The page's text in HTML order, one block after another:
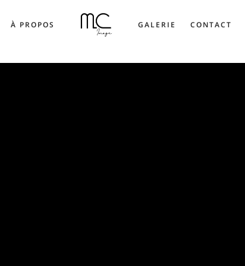
À PROPOS GALERIE CONTACT